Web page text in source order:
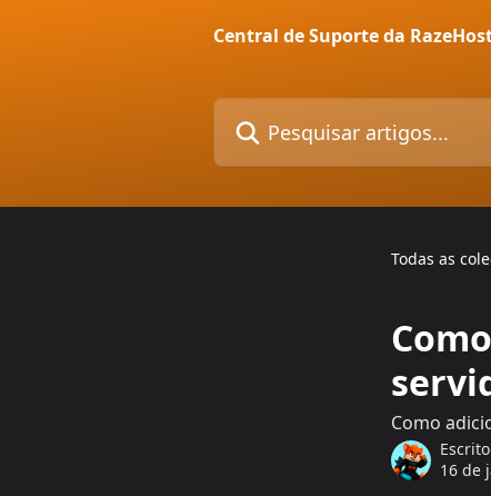
Central de Suporte da
Pesquisar artigos...
Todas as
Como
16 de